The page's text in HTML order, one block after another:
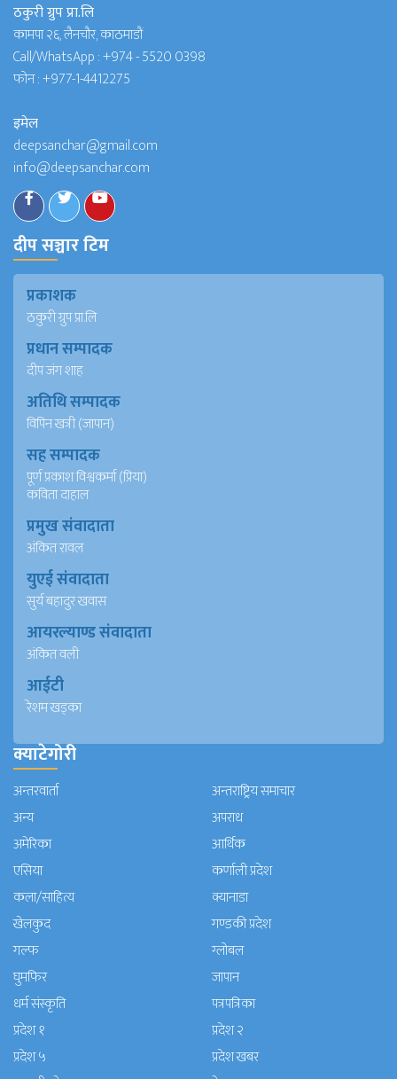
ठकुरी ग्रुप प्रा.लि
कामपा २६, लैनचौर, काठमाडौं
Call/WhatsApp :+974 - 5520 0398
फोन :+977-1-4412275
इमेल
deepsanchar@gmail.com
info@deepsanchar.com
दीप सञ्चार टिम
प्रकाशक
ठकुरी ग्रुप प्रा.लि
प्रधान सम्पादक
दीप जंग शाह
अतिथि सम्पादक
विपिन खत्री (जापान)
सह सम्पादक
पूर्ण प्रकाश विश्वकर्मा (प्रिया)
कविता दाहाल
प्रमुख संवादाता
अंकित रावल
युएई संवादाता
सुर्य बहादुर खवास
आयरल्याण्ड संवादाता
अंकित वली
आईटी
रेशम खड्का
क्याटेगोरी
अन्तरवार्ता
अन्तराष्ट्रिय समाचार
अन्य
अपराध
अमेरिका
आर्थिक
एसिया
कर्णाली प्रदेश
कला/साहित्य
क्यानाडा
खेलकुद
गण्डकी प्रदेश
गल्फ
ग्लोबल
घुमफिर
जापान
धर्म संस्कृति
पत्रपत्रिका
प्रदेश १
प्रदेश २
प्रदेश ५
प्रदेश खबर